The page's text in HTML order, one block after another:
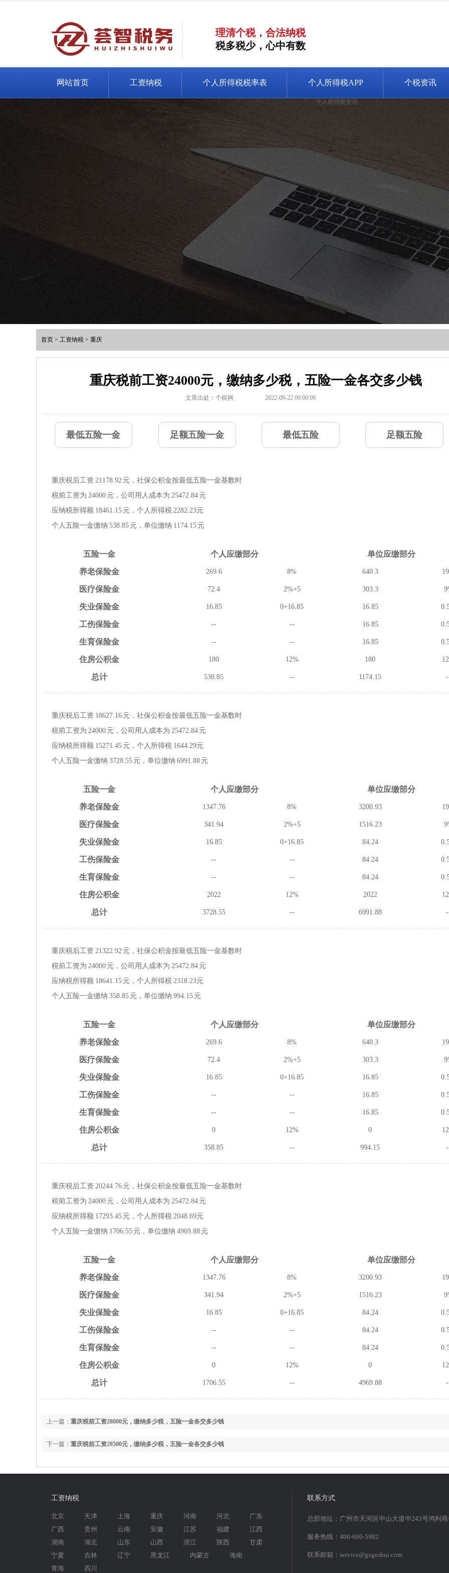
理清个税，合法纳税
税多税少，心中有数
网站首页 工资纳税 个人所得税税率表 个人所得税APP 个税资讯
个人所得税资讯
首页 > 工资纳税 > 重庆
重庆税前工资24000元，缴纳多少税，五险一金各交多少钱
文章出处：个税网 2022-09-22 00:00:00
最低五险一金 足额五险一金 最低五险 足额五险
重庆税后工资 21178.92元，社保公积金按最低五险一金基数时
税前工资为 24000元，公司用人成本为 25472.84元
应纳税所得额 18461.15元，个人所得税 2282.23元
个人五险一金缴纳 538.85 元，单位缴纳 1174.15元
五险一金 个人应缴部分 单位应缴部分
养老保险金 269.6 8% 640.3
医疗保险金 72.4 2%+5 303.3
失业保险金 16.85 0+16.85 16.85
工伤保险金 -- -- 16.85
生育保险金 -- -- 16.85
住房公积金 180 12% 180
总计 538.85 -- 1174.15
重庆税后工资 18627.16元，社保公积金按最低五险一金基数时
税前工资为 24000元，公司用人成本为 25472.84元
应纳税所得额 15271.45元，个人所得税 1644.29元
个人五险一金缴纳 3728.55 元，单位缴纳 6991.88元
五险一金 个人应缴部分 单位应缴部分
养老保险金 1347.76 8% 3200.93
医疗保险金 341.94 2%+5 1516.23
失业保险金 16.85 0+16.85 84.24
工伤保险金 -- -- 84.24
生育保险金 -- -- 84.24
住房公积金 2022 12% 2022
总计 3728.55 -- 6991.88
重庆税后工资 21322.92元，社保公积金按最低五险一金基数时
税前工资为 24000元，公司用人成本为 25472.84元
应纳税所得额 18641.15元，个人所得税 2318.23元
个人五险一金缴纳 358.85 元，单位缴纳 994.15元
五险一金 个人应缴部分 单位应缴部分
养老保险金 269.6 8% 640.3
医疗保险金 72.4 2%+5 303.3
失业保险金 16.85 0+16.85 16.85
工伤保险金 -- -- 16.85
生育保险金 -- -- 16.85
住房公积金 0 12% 0
总计 358.85 -- 994.15
重庆税后工资 20244.76元，社保公积金按最低五险一金基数时
税前工资为 24000元，公司用人成本为 25472.84元
应纳税所得额 17293.45元，个人所得税 2048.69元
个人五险一金缴纳 1706.55 元，单位缴纳 4969.88元
五险一金 个人应缴部分 单位应缴部分
养老保险金 1347.76 8% 3200.93
医疗保险金 341.94 2%+5 1516.23
失业保险金 16.85 0+16.85 84.24
工伤保险金 -- -- 84.24
生育保险金 -- -- 84.24
住房公积金 0 12% 0
总计 1706.55 -- 4969.88
上一篇： 重庆税前工资28000元，缴纳多少税，五险一金各交多少钱
下一篇： 重庆税前工资28500元，缴纳多少税，五险一金各交多少钱
工资纳税
北京 天津 上海 重庆 河南 河北
广东
广西
贵州 云南 安徽 江苏 福建
江西
湖南
湖北 山东 山西 浙江 陕西
甘肃
宁夏
吉林 辽宁 黑龙江 内蒙古
海南
青海
四川
联系方式
总部地址：广州市天河区中山大道中243号鸿利
服务热线：400-600-5982
联系邮箱：service@gzgeshui.com